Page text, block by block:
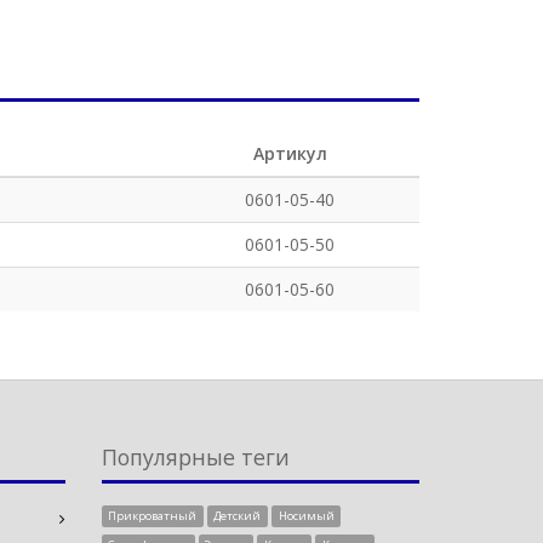
Артикул
0601-05-40
0601-05-50
0601-05-60
Популярные теги
Прикроватный Детский
Носимый